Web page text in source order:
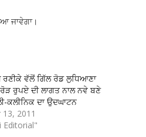
ਜਾਵੇਗਾ।
ਰਣੀਕੇ ਵੱਲੋਂ ਗਿੱਲ ਰੋਡ ਲੁਧਿਆਣਾ
ਰੁਪਏ ਦੀ ਲਾਗਤ ਨਾਲ ਨਵੇ ਬਣੇ
ਕਲੀਨਿਕ ਦਾ ਉਦਘਾਟਨ
2011
Editorial"